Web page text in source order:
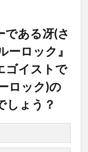
である冴(さ
ーロック』
ゴイストで
ロック)の
しょう？